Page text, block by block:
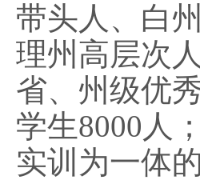
带头人、白
理州高层次
省、州级优
学生8000人 ；
实训为一体